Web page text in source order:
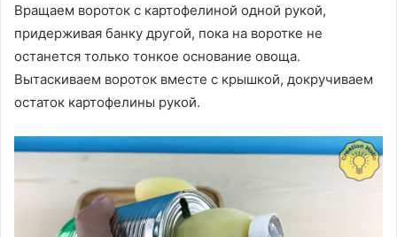
Вращаем вороток с картофелиной одной рукой,
придерживая банку другой, пока на воротке не
останется только тонкое основание овоща.
Вытаскиваем вороток вместе с крышкой, докручиваем
остаток картофелины рукой.